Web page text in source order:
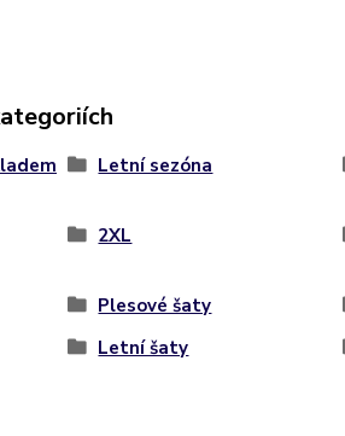
Letní sezóna
2XL
Plesové šaty
Letní šaty